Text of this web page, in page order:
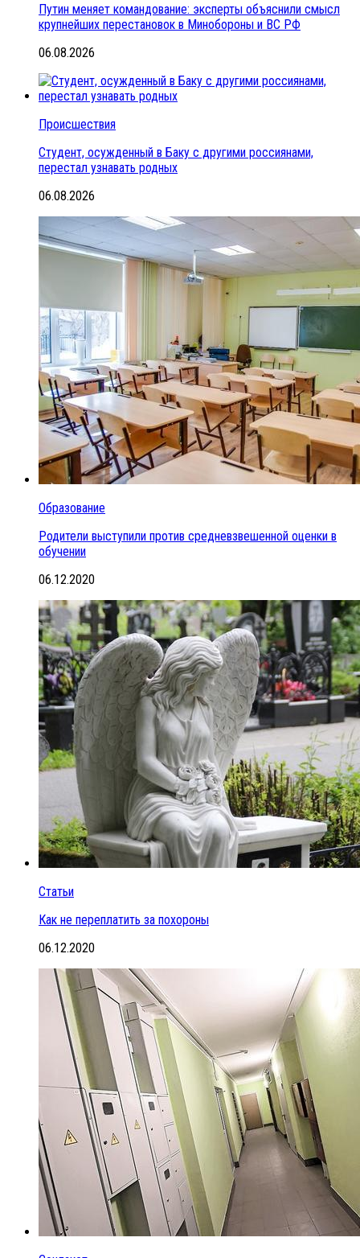
Путин меняет командование: эксперты объяснили смысл
крупнейших перестановок в Минобороны и ВС РФ
06.08.2026
Происшествия
Студент, осужденный в Баку с другими россиянами,
перестал узнавать родных
06.08.2026
Образование
Родители выступили против средневзвешенной оценки в
обучении
06.12.2020
Статьи
Как не переплатить за похороны
06.12.2020